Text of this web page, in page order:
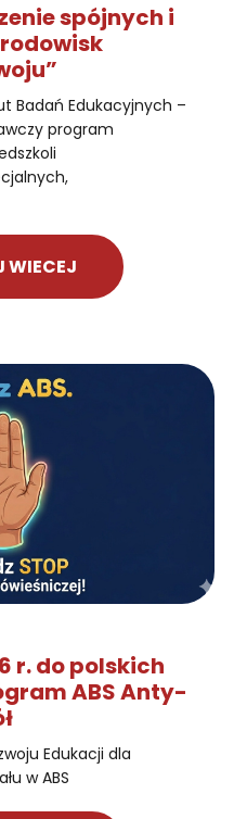
spójnych i
Badań Edukacyjnych –
program
WIECEJ
r. do polskich
ABS Anty-
Edukacji dla
w ABS